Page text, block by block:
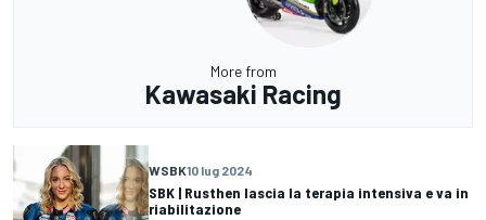
More from
Kawasaki Racing
WSBK10 lug 2024
SBK | Rusthen lascia la terapia intensiva e va in
riabilitazione